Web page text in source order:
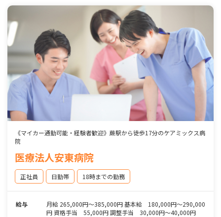
《マイカー通勤可能・経験者歓迎》蕨駅から徒歩17分のケアミックス病
院
医療法人安東病院
正社員 日勤帯 18時までの勤務
給与
月給 265,000円～385,000円 基本給 180,000円～290,000
円 資格手当 55,000円 調整手当 30,000円～40,000円